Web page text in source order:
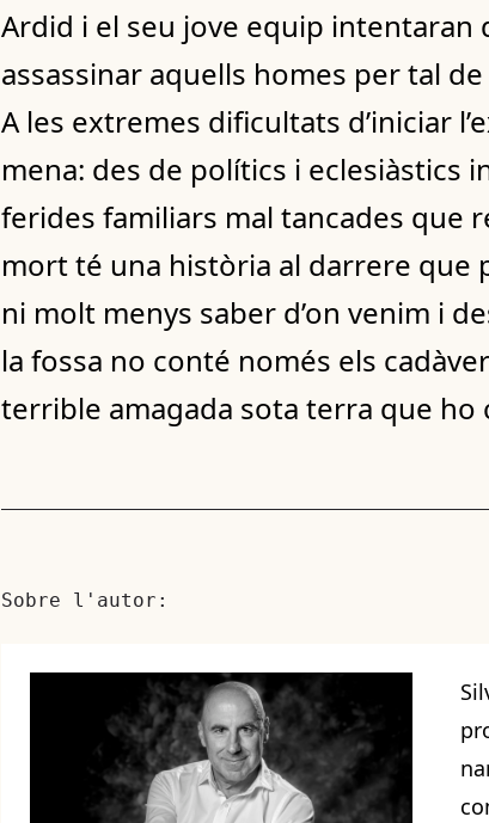
Ardid i el seu jove equip intentaran
assassinar aquells homes per tal
A les extremes dificultats d’iniciar
mena: des de polítics i eclesiàstics
ferides familiars mal tancades que
mort té una història al darrere que
ni molt menys saber d’on venim i
la fossa no conté només els
terrible amagada sota terra que ho
Sobre l'autor: